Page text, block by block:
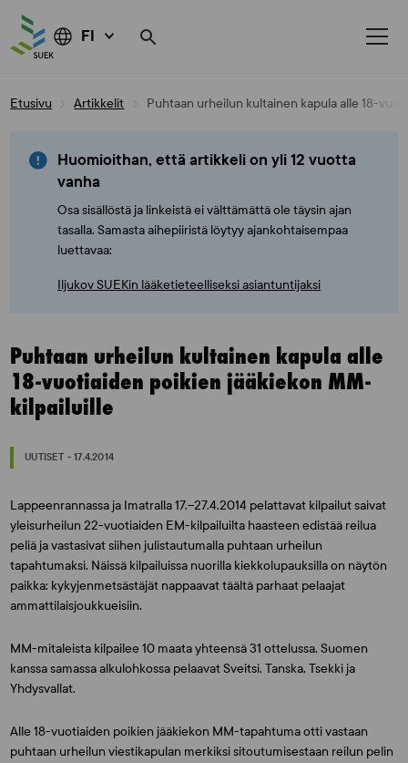
FI
Etusivu Artikkelit Puhtaan urheilun kultainen kapula alle 18-
Huomioithan, että artikkeli on yli 12 vuotta
vanha
Osa sisällöstä ja linkeistä ei välttämättä ole täysin ajan
tasalla. Samasta aihepiiristä löytyy ajankohtaisempaa
luettavaa:
Iljukov SUEKin lääketieteelliseksi asiantuntijaksi
Puhtaan urheilun kultainen kapula alle
18-vuotiaiden poikien jääkiekon MM-
kilpailuille
UUTISET - 17.4.2014
Lappeenrannassa ja Imatralla 17.–27.4.2014 pelattavat kilpailut saivat
yleisurheilun 22-vuotiaiden EM-kilpailuilta haasteen edistää reilua
peliä ja vastasivat siihen julistautumalla puhtaan urheilun
tapahtumaksi. Näissä kilpailuissa nuorilla kiekkolupauksilla on näytön
paikka: kykyjenmetsästäjät nappaavat täältä parhaat pelaajat
ammattilaisjoukkueisiin.
MM-mitaleista kilpailee 10 maata yhteensä 31 ottelussa. Suomen
kanssa samassa alkulohkossa pelaavat Sveitsi, Tanska, Tsekki ja
Yhdysvallat.
Alle 18-vuotiaiden poikien jääkiekon MM-tapahtuma otti vastaan
puhtaan urheilun viestikapulan merkiksi sitoutumisestaan reilun pelin